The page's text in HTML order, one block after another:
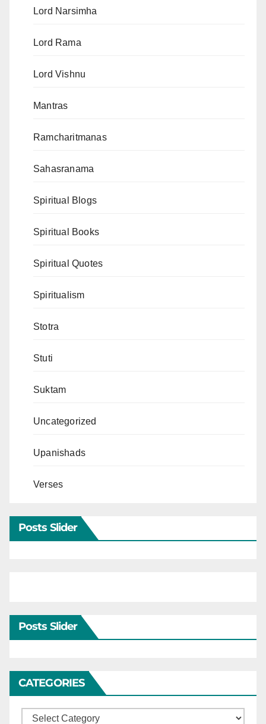
Lord Narsimha
Lord Rama
Lord Vishnu
Mantras
Ramcharitmanas
Sahasranama
Spiritual Blogs
Spiritual Books
Spiritual Quotes
Spiritualism
Stotra
Stuti
Suktam
Uncategorized
Upanishads
Verses
Posts Slider
Posts Slider
CATEGORIES
Categories